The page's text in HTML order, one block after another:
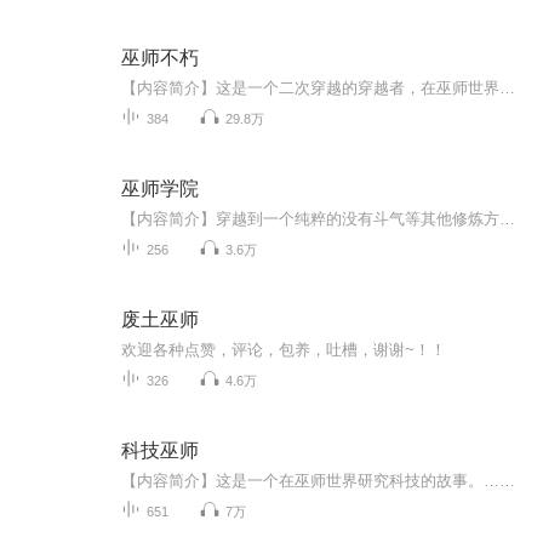
巫师不朽
384 29.8万
巫师学院
256 3.6万
废土巫师
欢迎各种点赞，评论，包养，吐槽，谢谢~！！
326 4.6万
科技巫师
651 7万